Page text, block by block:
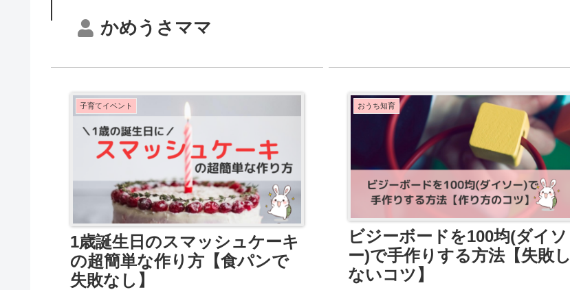
かめうさママ
子育てイベント
1歳誕生日のスマッシュケーキ
の超簡単な作り方【食パンで
失敗なし】
おうち知育
ビジーボードを100均(ダイソ
ー)で手作りする方法【失敗し
ないコツ】